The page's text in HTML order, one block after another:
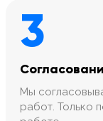
3
Мы
работ. Только